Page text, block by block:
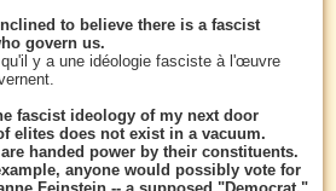
to believe there is a fascist
govern us.
y a une idéologie fasciste à l'œuvre
fascist ideology of my next door
elites does not exist in a vacuum.
handed power by their constituents.
anyone would possibly vote for